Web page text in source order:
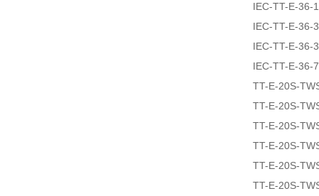
IEC-TT-E-36-
IEC-TT-E-36-
IEC-TT-E-36-
IEC-TT-E-36-
TT-E-20S-
TT-E-20S-
TT-E-20S-
TT-E-20S-
TT-E-20S-
TT-E-20S-